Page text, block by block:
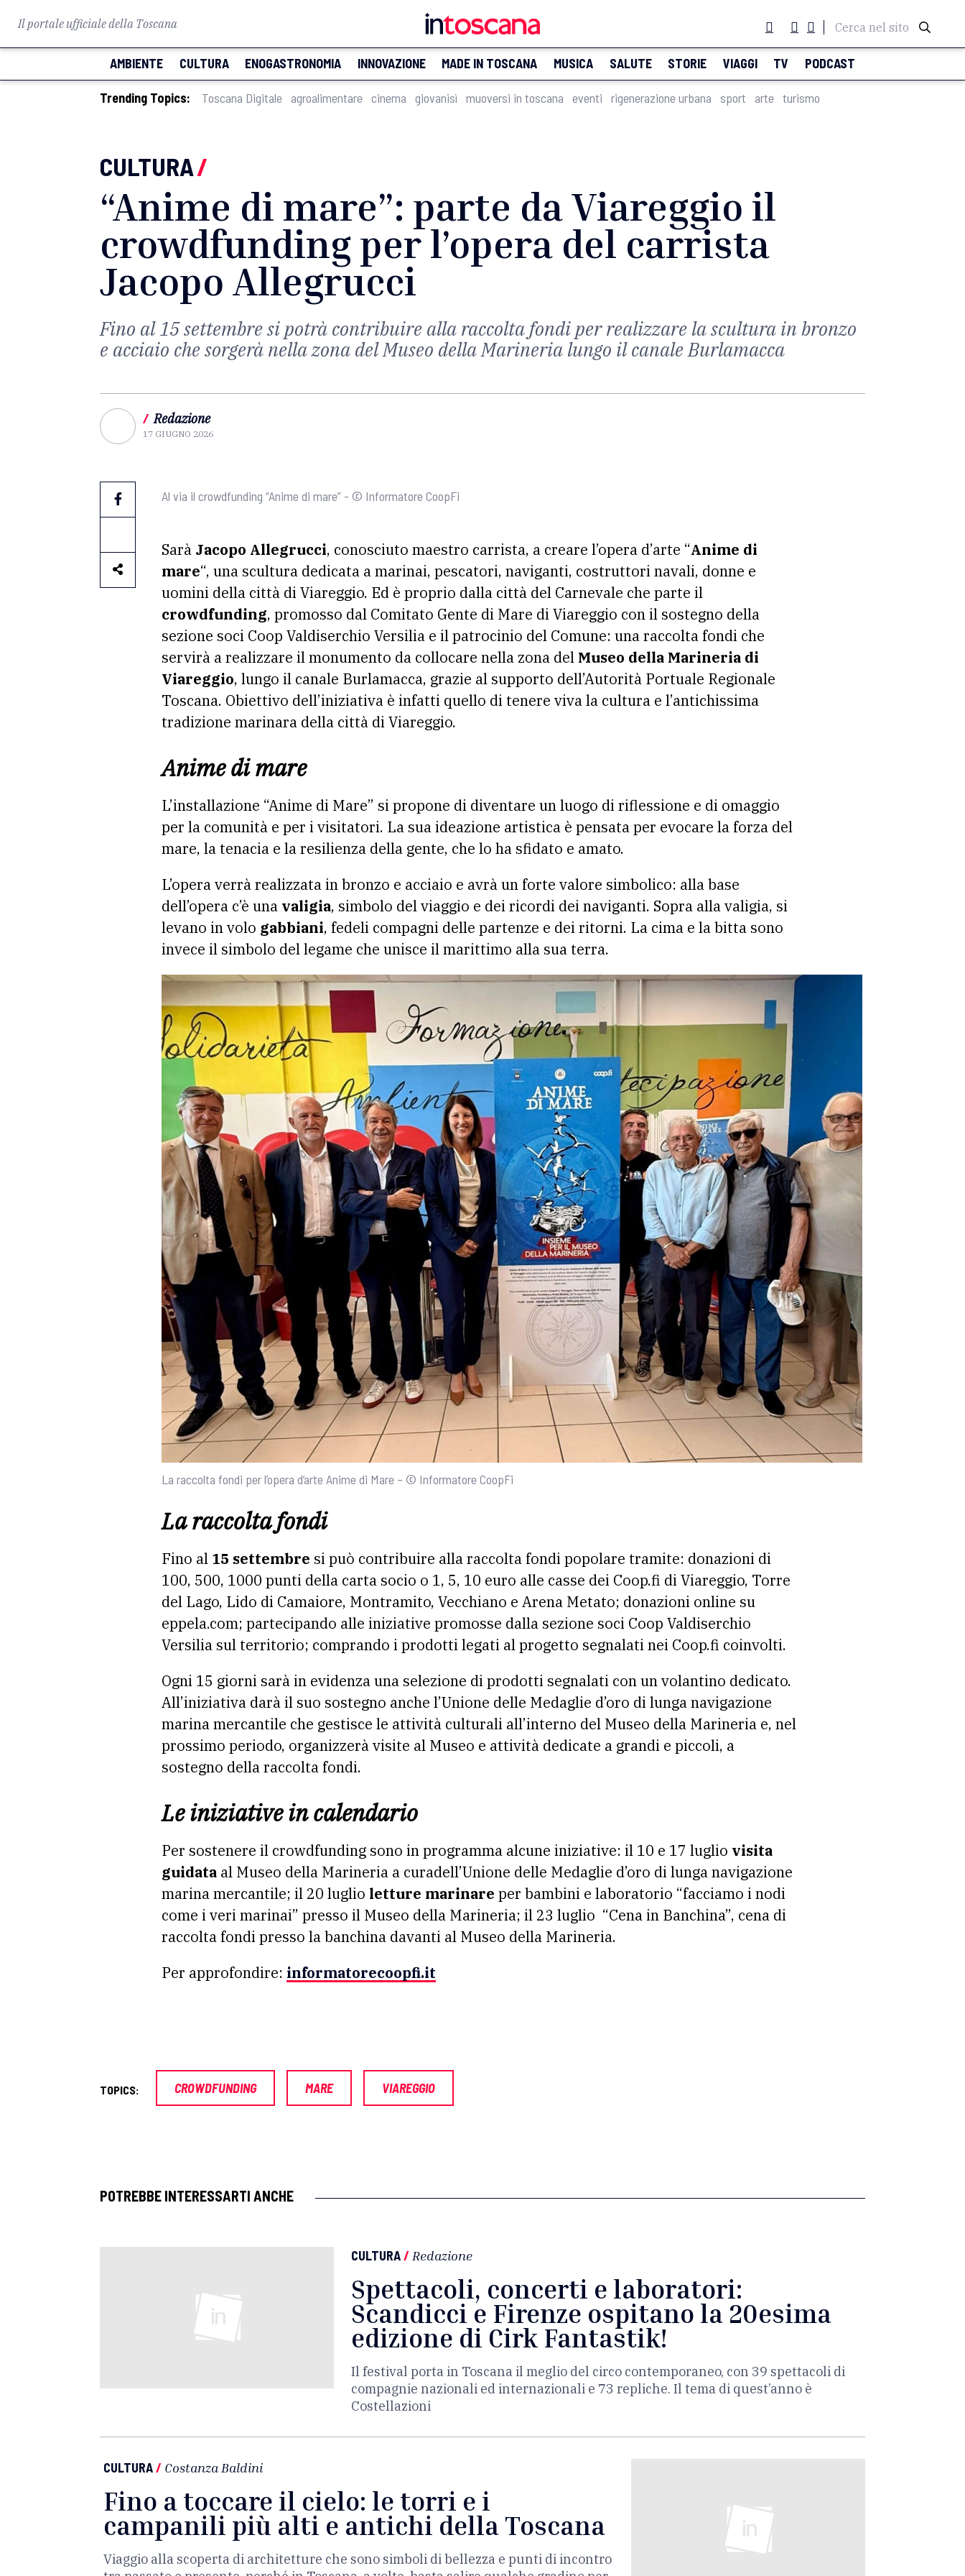
Il portale ufficiale della Toscana Cerca nel sito
AMBIENTE CULTURA ENOGASTRONOMIA INNOVAZIONE MADE IN TOSCANA MUSICA SALUTE STORIE VIAGGI TV PODCAST
Trending Topics: Toscana Digitale agroalimentare cinema giovanisì muoversi in toscana eventi rigenerazione urbana sport arte turismo
CULTURA/
“Anime di mare”: parte da Viareggio il
crowdfunding per l’opera del carrista
Jacopo Allegrucci
Fino al 15 settembre si potrà contribuire alla raccolta fondi per realizzare la scultura in bronzo
e acciaio che sorgerà nella zona del Museo della Marineria lungo il canale Burlamacca
/ Redazione
17 GIUGNO 2026
Al via il crowdfunding “Anime di mare” - © Informatore CoopFi
Sarà Jacopo Allegrucci, conosciuto maestro carrista, a creare l’opera d’arte “Anime di
mare“, una scultura dedicata a marinai, pescatori, naviganti, costruttori navali, donne e
uomini della città di Viareggio. Ed è proprio dalla città del Carnevale che parte il
crowdfunding, promosso dal Comitato Gente di Mare di Viareggio con il sostegno della
sezione soci Coop Valdiserchio Versilia e il patrocinio del Comune: una raccolta fondi che
servirà a realizzare il monumento da collocare nella zona del Museo della Marineria di
Viareggio, lungo il canale Burlamacca, grazie al supporto dell’Autorità Portuale Regionale
Toscana. Obiettivo dell’iniziativa è infatti quello di tenere viva la cultura e l’antichissima
tradizione marinara della città di Viareggio.
Anime di mare
L’installazione “Anime di Mare” si propone di diventare un luogo di riflessione e di omaggio
per la comunità e per i visitatori. La sua ideazione artistica è pensata per evocare la forza del
mare, la tenacia e la resilienza della gente, che lo ha sfidato e amato.
L’opera verrà realizzata in bronzo e acciaio e avrà un forte valore simbolico: alla base
dell’opera c’è una valigia, simbolo del viaggio e dei ricordi dei naviganti. Sopra alla valigia, si
levano in volo gabbiani, fedeli compagni delle partenze e dei ritorni. La cima e la bitta sono
invece il simbolo del legame che unisce il marittimo alla sua terra.
La raccolta fondi per l’opera d’arte Anime di Mare – © Informatore CoopFi
La raccolta fondi
Fino al 15 settembre si può contribuire alla raccolta fondi popolare tramite: donazioni di
100, 500, 1000 punti della carta socio o 1, 5, 10 euro alle casse dei Coop.fi di Viareggio, Torre
del Lago, Lido di Camaiore, Montramito, Vecchiano e Arena Metato; donazioni online su
eppela.com; partecipando alle iniziative promosse dalla sezione soci Coop Valdiserchio
Versilia sul territorio; comprando i prodotti legati al progetto segnalati nei Coop.fi coinvolti.
Ogni 15 giorni sarà in evidenza una selezione di prodotti segnalati con un volantino dedicato.
All’iniziativa darà il suo sostegno anche l’Unione delle Medaglie d’oro di lunga navigazione
marina mercantile che gestisce le attività culturali all’interno del Museo della Marineria e, nel
prossimo periodo, organizzerà visite al Museo e attività dedicate a grandi e piccoli, a
sostegno della raccolta fondi.
Le iniziative in calendario
Per sostenere il crowdfunding sono in programma alcune iniziative: il 10 e 17 luglio visita
guidata al Museo della Marineria a curadell’Unione delle Medaglie d’oro di lunga navigazione
marina mercantile; il 20 luglio letture marinare per bambini e laboratorio “facciamo i nodi
come i veri marinai” presso il Museo della Marineria; il 23 luglio “Cena in Banchina”, cena di
raccolta fondi presso la banchina davanti al Museo della Marineria.
Per approfondire: informatorecoopfi.it
TOPICS: CROWDFUNDING MARE VIAREGGIO
POTREBBE INTERESSARTI ANCHE
CULTURA/ Redazione
Spettacoli, concerti e laboratori:
Scandicci e Firenze ospitano la 20esima
edizione di Cirk Fantastik!
Il festival porta in Toscana il meglio del circo contemporaneo, con 39 spettacoli di
compagnie nazionali ed internazionali e 73 repliche. Il tema di quest’anno è
Costellazioni
CULTURA/ Costanza Baldini
Fino a toccare il cielo: le torri e i
campanili più alti e antichi della Toscana
Viaggio alla scoperta di architetture che sono simboli di bellezza e punti di incontro